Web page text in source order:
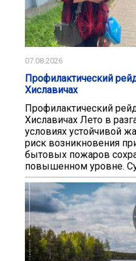
07.08.2026
Профилактический
Хиславичах
Профилактический
Хиславичах Лето в
условиях устойчивой
риск возникновения
бытовых пожаров
повышенном уровне.